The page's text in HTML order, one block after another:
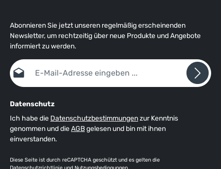
Abonnieren Sie jetzt unseren regelmäßig erscheinenden
Newsletter, um rechtzeitig über neue Produkte und Angebote
informiert zu werden.
E-Mail-Adresse*
Datenschutz
Ich habe die Datenschutzbestimmungenzur Kenntnis
genommen und dieAGBgelesen und bin mit ihnen
einverstanden.
Diese Seite ist durch reCAPTCHA geschützt und es gelten die